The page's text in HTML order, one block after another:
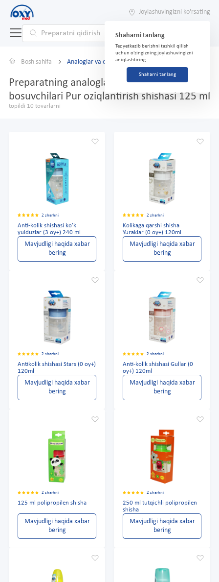
Joylashuvingizni ko'rsating
Shaharni tanlang
Tez yetkazib berishni tashkil qilish
uchun o'zingizning joylashuvingizni
aniqlashtiring
Shaharni tanlang
Bosh sahifa Analoglar va o'rnini bosuvchilar
Preparatning analoglari va o'rnini
bosuvchilari Pur oziqlantirish shishasi 125 ml
topildi 10 tovarlarni
2 sharhni
Anti-kolik shishasi ko'k
yulduzlar (3 oy+) 240 ml
Mavjudligi haqida xabar
bering
2 sharhni
Kolikaga qarshi shisha
Yuraklar (0 oy+) 120ml
Mavjudligi haqida xabar
bering
2 sharhni
Antikolik shishasi Stars (0 oy+)
120ml
Mavjudligi haqida xabar
bering
2 sharhni
Anti-kolik shishasi Gullar (0
oy+) 120ml
Mavjudligi haqida xabar
bering
2 sharhni
125 ml polipropilen shisha
Mavjudligi haqida xabar
bering
2 sharhni
250 ml tutqichli polipropilen
shisha
Mavjudligi haqida xabar
bering